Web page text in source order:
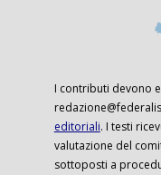
I contributi devono
editoriali. I testi
valutazione del
sottoposti a